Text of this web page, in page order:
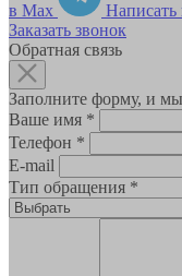
в Max
Написать
Заказать звонок
Обратная связь
Заполните форму, и
Ваше имя *
Телефон *
E-mail
Тип обращения *